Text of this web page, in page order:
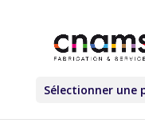
Sélectionner une